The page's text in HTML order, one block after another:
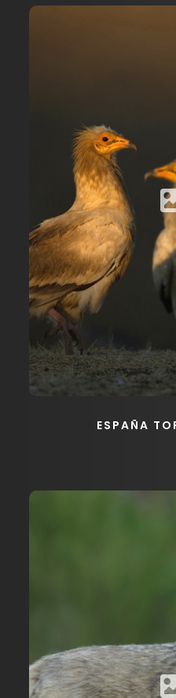
ESPAÑA